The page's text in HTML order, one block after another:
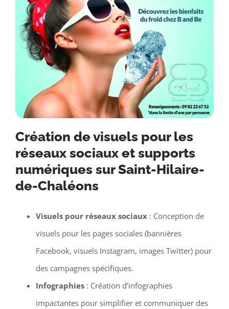
Création de visuels pour les
réseaux sociaux et supports
numériques sur Saint-Hilaire-
de-Chaléons
Visuels pour réseaux sociaux: Conception de
visuels pour les pages sociales (bannières
Facebook, visuels Instagram, images Twitter) pour
des campagnes spécifiques.
Infographies: Création d’infographies
impactantes pour simplifier et communiquer des